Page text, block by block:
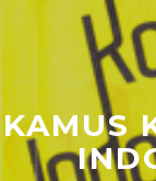
KAMUS